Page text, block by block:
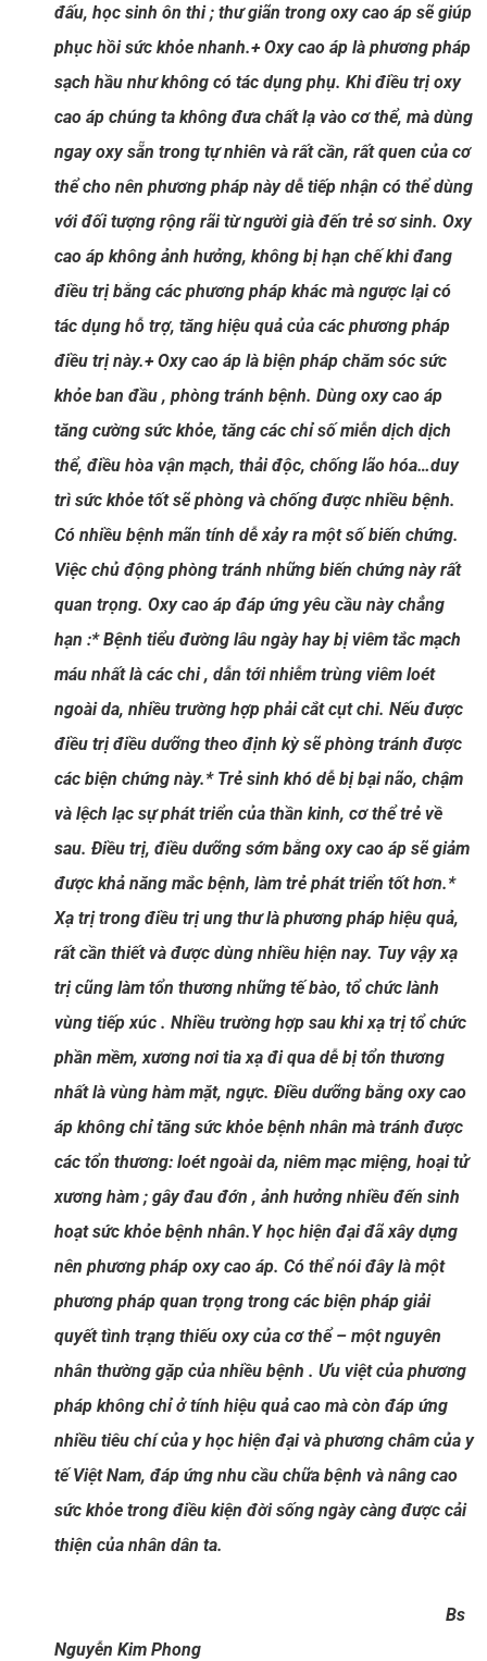
đấu, học sinh ôn thi ; thư giãn trong oxy cao áp sẽ giúp
phục hồi sức khỏe nhanh.+ Oxy cao áp là phương pháp
sạch hầu như không có tác dụng phụ. Khi điều trị oxy
cao áp chúng ta không đưa chất lạ vào cơ thể, mà dùng
ngay oxy sẵn trong tự nhiên và rất cần, rất quen của cơ
thể cho nên phương pháp này dễ tiếp nhận có thể dùng
với đối tượng rộng rãi từ người già đến trẻ sơ sinh. Oxy
cao áp không ảnh hưởng, không bị hạn chế khi đang
điều trị bằng các phương pháp khác mà ngược lại có
tác dụng hỗ trợ, tăng hiệu quả của các phương pháp
điều trị này.+ Oxy cao áp là biện pháp chăm sóc sức
khỏe ban đầu , phòng tránh bệnh. Dùng oxy cao áp
tăng cường sức khỏe, tăng các chỉ số miễn dịch dịch
thể, điều hòa vận mạch, thải độc, chống lão hóa…duy
trì sức khỏe tốt sẽ phòng và chống được nhiều bệnh.
Có nhiều bệnh mãn tính dễ xảy ra một số biến chứng.
Việc chủ động phòng tránh những biến chứng này rất
quan trọng. Oxy cao áp đáp ứng yêu cầu này chẳng
hạn :* Bệnh tiểu đường lâu ngày hay bị viêm tắc mạch
máu nhất là các chi , dẫn tới nhiễm trùng viêm loét
ngoài da, nhiều trường hợp phải cắt cụt chi. Nếu được
điều trị điều dưỡng theo định kỳ sẽ phòng tránh được
các biện chứng này.* Trẻ sinh khó dễ bị bại não, chậm
và lệch lạc sự phát triển của thần kinh, cơ thể trẻ về
sau. Điều trị, điều dưỡng sớm bằng oxy cao áp sẽ giảm
được khả năng mắc bệnh, làm trẻ phát triển tốt hơn.*
Xạ trị trong điều trị ung thư là phương pháp hiệu quả,
rất cần thiết và được dùng nhiều hiện nay. Tuy vậy xạ
trị cũng làm tổn thương những tế bào, tổ chức lành
vùng tiếp xúc . Nhiều trường hợp sau khi xạ trị tổ chức
phần mềm, xương nơi tia xạ đi qua dễ bị tổn thương
nhất là vùng hàm mặt, ngực. Điều dưỡng bằng oxy cao
áp không chỉ tăng sức khỏe bệnh nhân mà tránh được
các tổn thương: loét ngoài da, niêm mạc miệng, hoại tử
xương hàm ; gây đau đớn , ảnh hưởng nhiều đến sinh
hoạt sức khỏe bệnh nhân.Y học hiện đại đã xây dựng
nên phương pháp oxy cao áp. Có thể nói đây là một
phương pháp quan trọng trong các biện pháp giải
quyết tình trạng thiếu oxy của cơ thể – một nguyên
nhân thường gặp của nhiều bệnh . Ưu việt của phương
pháp không chỉ ở tính hiệu quả cao mà còn đáp ứng
nhiều tiêu chí của y học hiện đại và phương châm của y
tế Việt Nam, đáp ứng nhu cầu chữa bệnh và nâng cao
sức khỏe trong điều kiện đời sống ngày càng được cải
thiện của nhân dân ta.
Bs
Nguyễn Kim Phong